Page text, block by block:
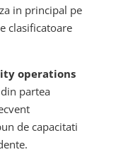
in principal pe
clasificatoare
operations
partea
de capacitati